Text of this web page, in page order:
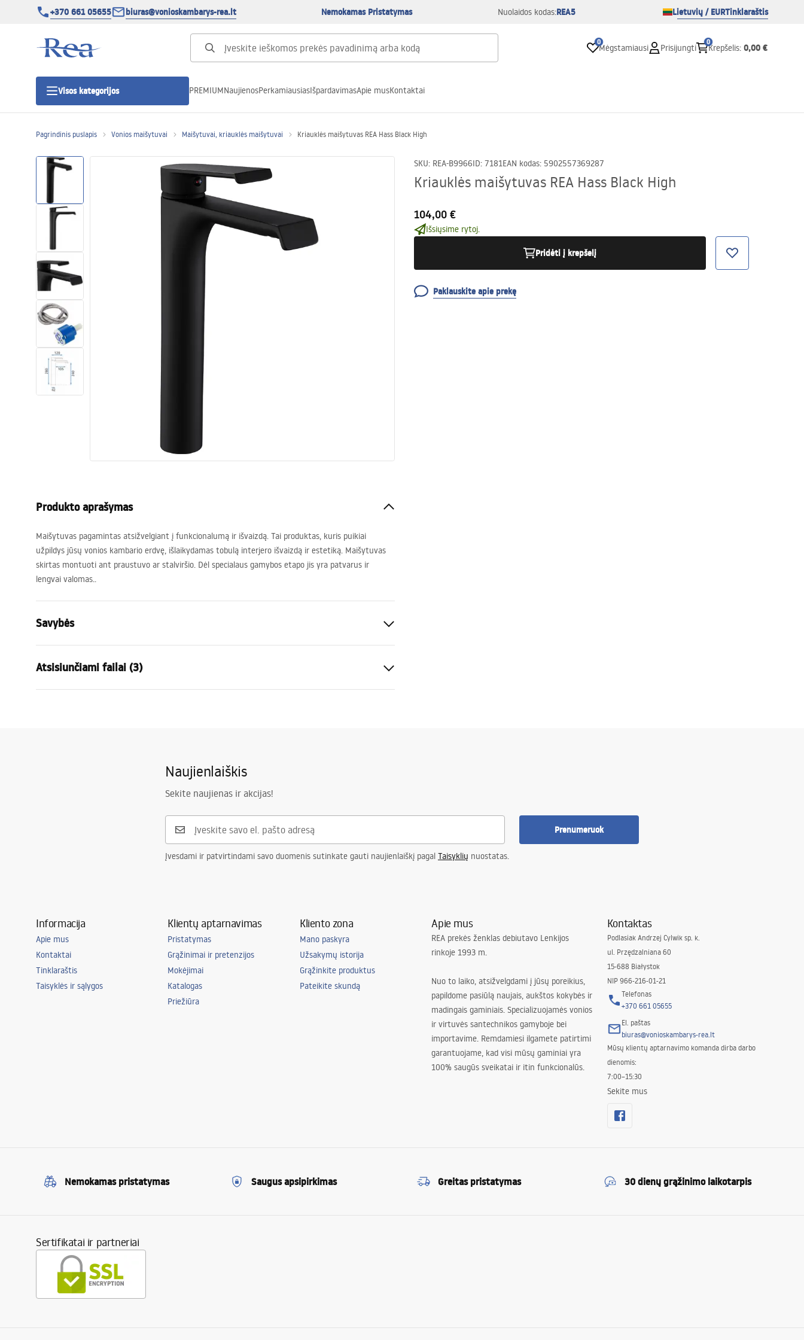
+370 661 05655 biuras@vonioskambarys-rea.lt Nemokamas Pristatymas Nuolaidos kodas:REA5 Lietuvių / EURTinklaraštis
0
Mėgstamiausi Prisijungti
0
Krepšelis: 0,00 €
Visos kategorijos
Vonios dušo padėklai
Linijiniai dušo kanalai
Tualetai
Vonios ir ekranai
Vonios maišytuvai
PREMIUMNaujienosPerkamiausiasIšpardavimasApie musKontaktai
Pagrindinis puslapis Vonios maišytuvai Maišytuvai, kriauklės maišytuvai Kriauklės maišytuvas REA Hass Black High
SKU: REA-B9966ID: 7181EAN kodas: 5902557369287
Kriauklės maišytuvas REA Hass Black High
104,00 €
Išsiųsime rytoj.
Pridėti į krepšelį
Paklauskite apie prekę
Produkto aprašymas
Maišytuvas pagamintas atsižvelgiant į funkcionalumą ir išvaizdą. Tai produktas, kuris puikiai
užpildys jūsų vonios kambario erdvę, išlaikydamas tobulą interjero išvaizdą ir estetiką. Maišytuvas
skirtas montuoti ant praustuvo ar stalviršio. Dėl specialaus gamybos etapo jis yra patvarus ir
lengvai valomas..
Savybės
Montavimo būdas
Spalva
Juoda
280mm
Electroplating
5 lat
Atsisiunčiami failai (3)
Safety_Information_Faucets.pdf
Naujienlaiškis
Sekite naujienas ir akcijas!
Prenumeruok
Įvesdami ir patvirtindami savo duomenis sutinkate gauti naujienlaiškį pagal Taisyklių nuostatas.
Informacija
Apie mus
Kontaktai
Tinklaraštis
Taisyklės ir sąlygos
Klientų aptarnavimas
Pristatymas
Grąžinimai ir pretenzijos
Mokėjimai
Katalogas
Priežiūra
Kliento zona
Mano paskyra
Užsakymų istorija
Grąžinkite produktus
Pateikite skundą
Apie mus
REA prekės ženklas debiutavo Lenkijos
rinkoje 1993 m.
Nuo to laiko, atsižvelgdami į jūsų poreikius,
papildome pasiūlą naujais, aukštos kokybės ir
madingais gaminiais. Specializuojamės vonios
ir virtuvės santechnikos gamyboje bei
importavime. Remdamiesi ilgamete patirtimi
garantuojame, kad visi mūsų gaminiai yra
100% saugūs sveikatai ir itin funkcionalūs.
Kontaktas
Podlasiak Andrzej Cylwik sp. k.
ul. Przędzalniana 60
15-688 Białystok
NIP 966-216-01-21
Telefonas
+370 661 05655
El. paštas
biuras@vonioskambarys-rea.lt
Mūsų klientų aptarnavimo komanda dirba darbo
dienomis:
7:00–15:30
Sekite mus
Nemokamas pristatymas Saugus apsipirkimas Greitas pristatymas 30 dienų grąžinimo laikotarpis
Sertifikatai ir partneriai